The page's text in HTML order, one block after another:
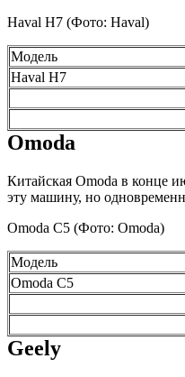
Haval H7 (Фото: Haval)
Модель
Haval H7
Omoda
Китайская Omoda в конце
эту машину, но
Omoda C5 (Фото: Omoda)
Модель
Omoda C5
Geely